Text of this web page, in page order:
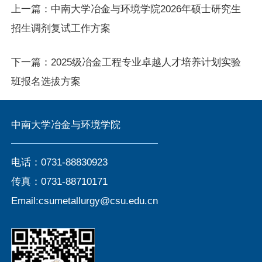
上一篇： 中南大学冶金与环境学院2026年硕士研究生
招生调剂复试工作方案
下一篇：2025级冶金工程专业卓越人才培养计划实验
班报名选拔方案
中南大学冶金与环境学院
电话：0731-88830923
传真：0731-88710171
Email:csumetallurgy@csu.edu.cn